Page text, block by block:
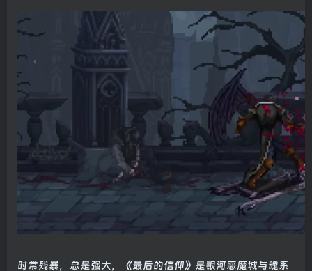
时常残暴，总是强大，《最后的信仰》是银河恶魔城与魂系